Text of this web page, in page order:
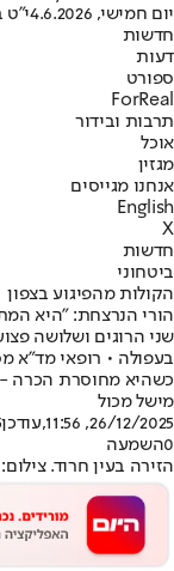
יום חמישי, 4.6.2026
י"ט
חדשות
דעות
ספורט
ForReal
תרבות ובידור
אוכל
מגזין
אנחנו מגייסים
English
X
חדשות
ביטחוני
הקולות מהפיגוע בצפון
הורי הנרצחת: "היא
שני הרוגים ושלושה
בעפולה • רופאי מד"א
כשהיא מחוסרת הכרה
מישל מכול
26/12/2025, 11:56
,עודכן
0השמעה
הזירה בעין חרוד.